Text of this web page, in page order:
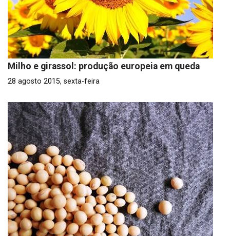
Milho e girassol: produção europeia em queda
28 agosto 2015, sexta-feira